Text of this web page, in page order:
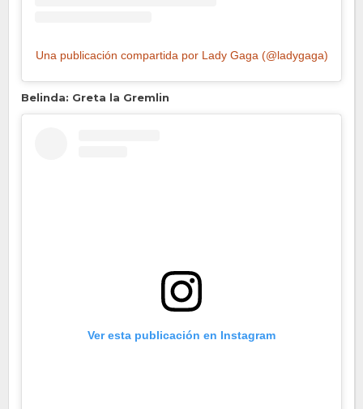
Una publicación compartida por Lady Gaga (@ladygaga)
Belinda: Greta la Gremlin
Ver esta publicación en Instagram